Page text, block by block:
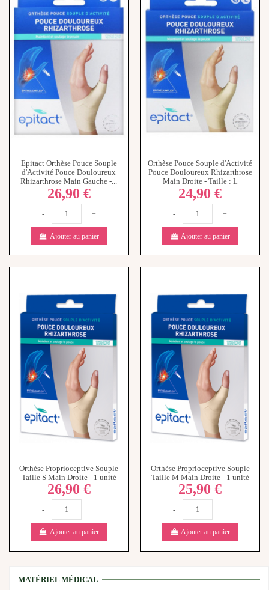
Epitact Orthèse Pouce Souple
d'Activité Pouce Douloureux
Rhizarthrose Main Gauche -...
26,90 €
- +
Ajouter au panier
Orthèse Pouce Souple d'Activité
Pouce Douloureux Rhizarthrose
Main Droite - Taille : L
24,90 €
- +
Ajouter au panier
Orthèse Proprioceptive Souple
Taille S Main Droite - 1 unité
26,90 €
- +
Ajouter au panier
Orthèse Proprioceptive Souple
Taille M Main Droite - 1 unité
25,90 €
- +
Ajouter au panier
MATÉRIEL MÉDICAL